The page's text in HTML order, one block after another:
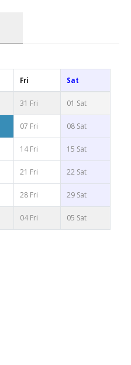
Fri Sat
31 Fri 01 Sat
07 Fri 08 Sat
14 Fri 15 Sat
21 Fri 22 Sat
28 Fri 29 Sat
04 Fri 05 Sat